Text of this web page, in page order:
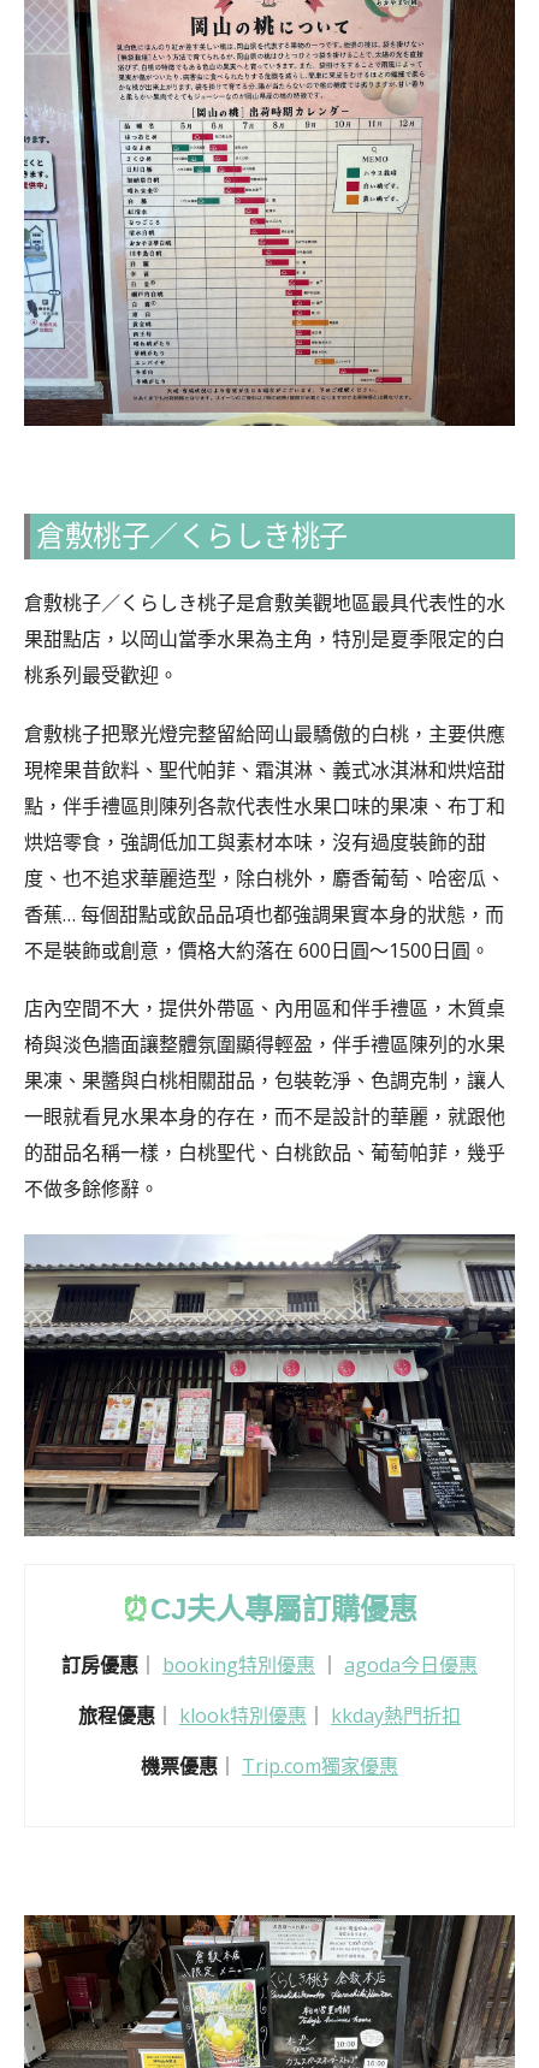
倉敷桃子／くらしき桃子
倉敷桃子／くらしき桃子是倉敷美觀地區最具代表性的水
果甜點店，以岡山當季水果為主角，特別是夏季限定的白
桃系列最受歡迎。
倉敷桃子把聚光燈完整留給岡山最驕傲的白桃，主要供應
現榨果昔飲料、聖代帕菲、霜淇淋、義式冰淇淋和烘焙甜
點，伴手禮區則陳列各款代表性水果口味的果凍、布丁和
烘焙零食，強調低加工與素材本味，沒有過度裝飾的甜
度、也不追求華麗造型，除白桃外，麝香葡萄、哈密瓜、
香蕉… 每個甜點或飲品品項也都強調果實本身的狀態，而
不是裝飾或創意，價格大約落在 600日圓～1500日圓。
店內空間不大，提供外帶區、內用區和伴手禮區，木質桌
椅與淡色牆面讓整體氛圍顯得輕盈，伴手禮區陳列的水果
果凍、果醬與白桃相關甜品，包裝乾淨、色調克制，讓人
一眼就看見水果本身的存在，而不是設計的華麗，就跟他
的甜品名稱一樣，白桃聖代、白桃飲品、葡萄帕菲，幾乎
不做多餘修辭。
⏰CJ夫人專屬訂購優惠
訂房優惠 booking特別優惠
agoda今日優惠
旅程優惠
klook特別優惠
kkday熱門折扣
機票優惠 ｜ Trip.com獨家優惠